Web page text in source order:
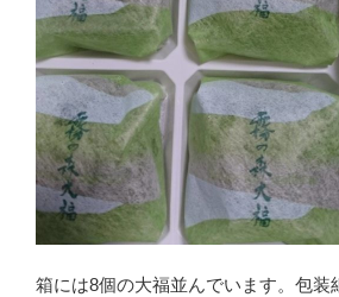
箱には8個の大福並んでいます。包装